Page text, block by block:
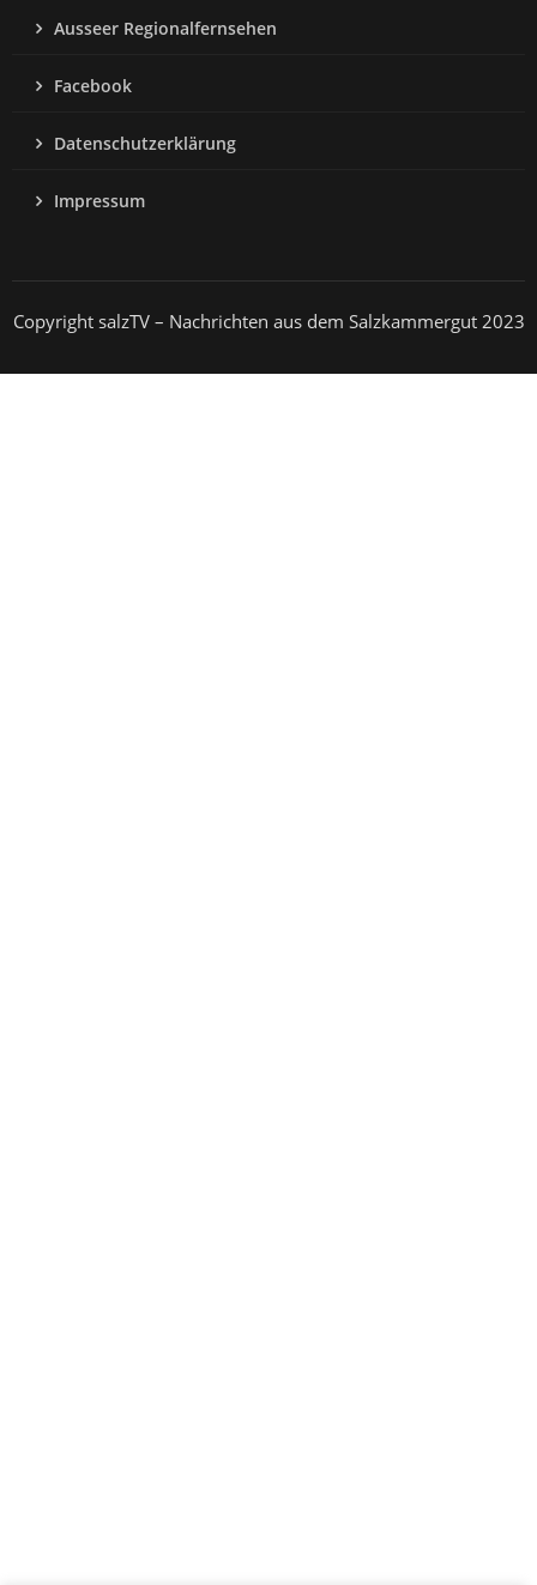
Ausseer Regionalfernsehen
Facebook
Datenschutzerklärung
Impressum
Copyright salzTV – Nachrichten aus dem Salzkammergut 2023